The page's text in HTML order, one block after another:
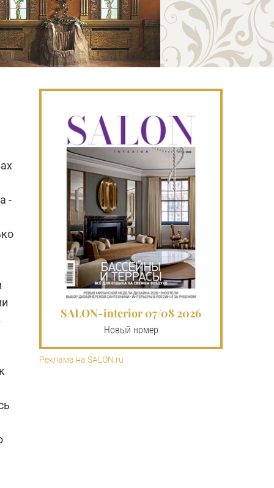
-
SALON-interior 07/08 2026
Новый номер
Реклама на SALON.ru